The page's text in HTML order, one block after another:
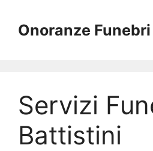
contenuto
Onoranze Funebri
Servizi
Battistini